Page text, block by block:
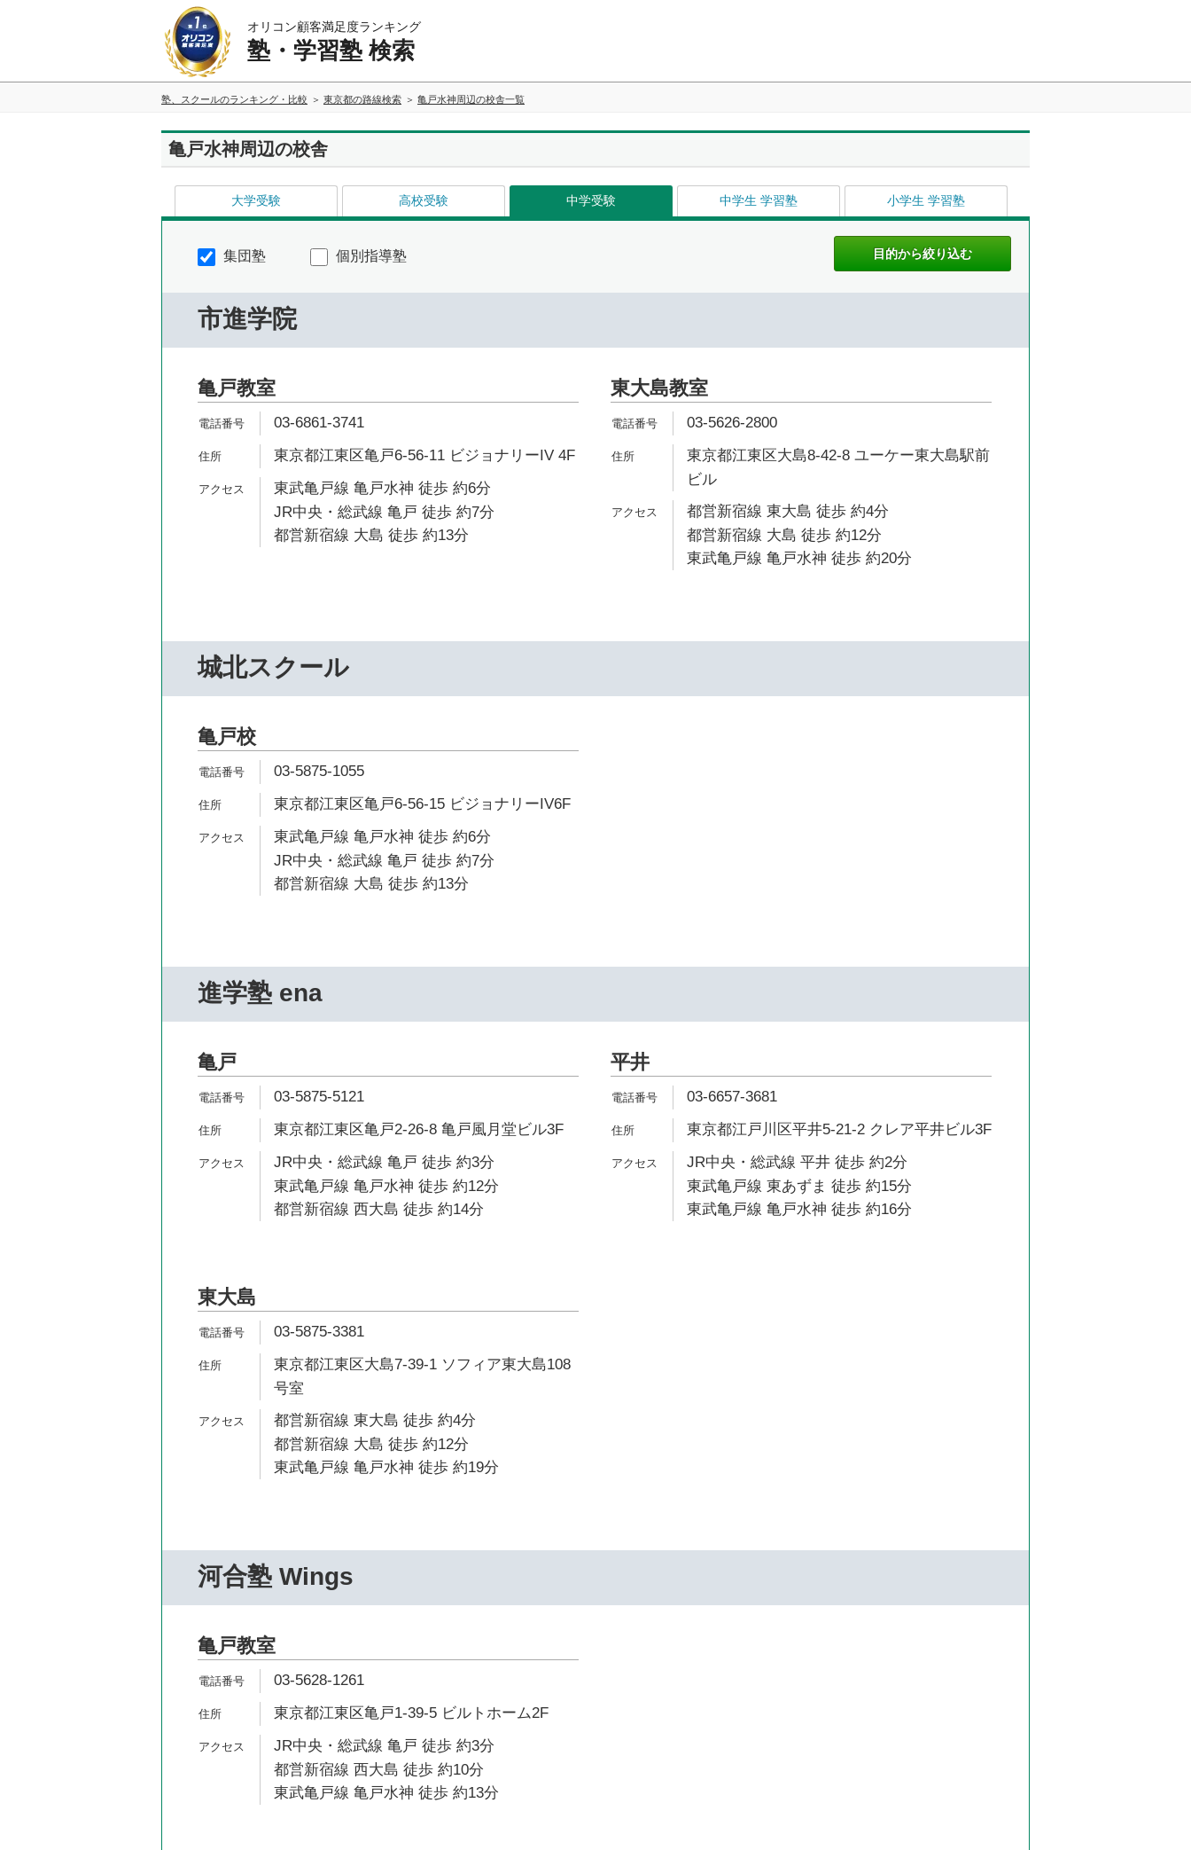
オリコン顧客満足度ランキング
塾・学習塾 検索
塾、スクールのランキング・比較 東京都の路線検索 亀戸水神周辺の校舎一覧
亀戸水神周辺の校舎
大学受験 高校受験 中学受験 中学生 学習塾 小学生 学習塾
集団塾 個別指導塾
市進学院
亀戸教室
03-6861-3741
東京都江東区亀戸6-56-11 ビジョナリーIV 4F
東武亀戸線 亀戸水神 徒歩 約6分
JR中央・総武線 亀戸 徒歩 約7分
都営新宿線 大島 徒歩 約13分
東大島教室
03-5626-2800
東京都江東区大島8-42-8 ユーケー東大島駅前
ビル
都営新宿線 東大島 徒歩 約4分
都営新宿線 大島 徒歩 約12分
東武亀戸線 亀戸水神 徒歩 約20分
城北スクール
亀戸校
03-5875-1055
東京都江東区亀戸6-56-15 ビジョナリーIV6F
東武亀戸線 亀戸水神 徒歩 約6分
JR中央・総武線 亀戸 徒歩 約7分
都営新宿線 大島 徒歩 約13分
進学塾 ena
亀戸
03-5875-5121
東京都江東区亀戸2-26-8 亀戸風月堂ビル3F
JR中央・総武線 亀戸 徒歩 約3分
東武亀戸線 亀戸水神 徒歩 約12分
都営新宿線 西大島 徒歩 約14分
平井
03-6657-3681
東京都江戸川区平井5-21-2 クレア平井ビル3F
JR中央・総武線 平井 徒歩 約2分
東武亀戸線 東あずま 徒歩 約15分
東武亀戸線 亀戸水神 徒歩 約16分
東大島
03-5875-3381
東京都江東区大島7-39-1 ソフィア東大島108
号室
都営新宿線 東大島 徒歩 約4分
都営新宿線 大島 徒歩 約12分
東武亀戸線 亀戸水神 徒歩 約19分
河合塾 Wings
亀戸教室
03-5628-1261
東京都江東区亀戸1-39-5 ビルトホーム2F
JR中央・総武線 亀戸 徒歩 約3分
都営新宿線 西大島 徒歩 約10分
東武亀戸線 亀戸水神 徒歩 約13分